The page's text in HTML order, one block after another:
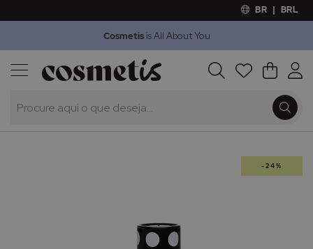
BR | BRL
Cosmetisis All About You
Procura O Meu
Outlet
-24%